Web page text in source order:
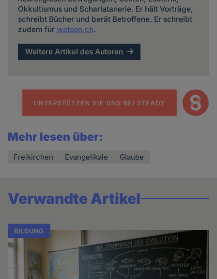
Okkultismus und Scharlatanerie. Er hält Vorträge,
schreibt Bücher und berät Betroffene. Er schreibt
zudem für watson.ch.
Weitere Artikel des Autoren
Mehr lesen über:
Freikirchen Evangelikale Glaube
Verwandte Artikel
BILDUNG